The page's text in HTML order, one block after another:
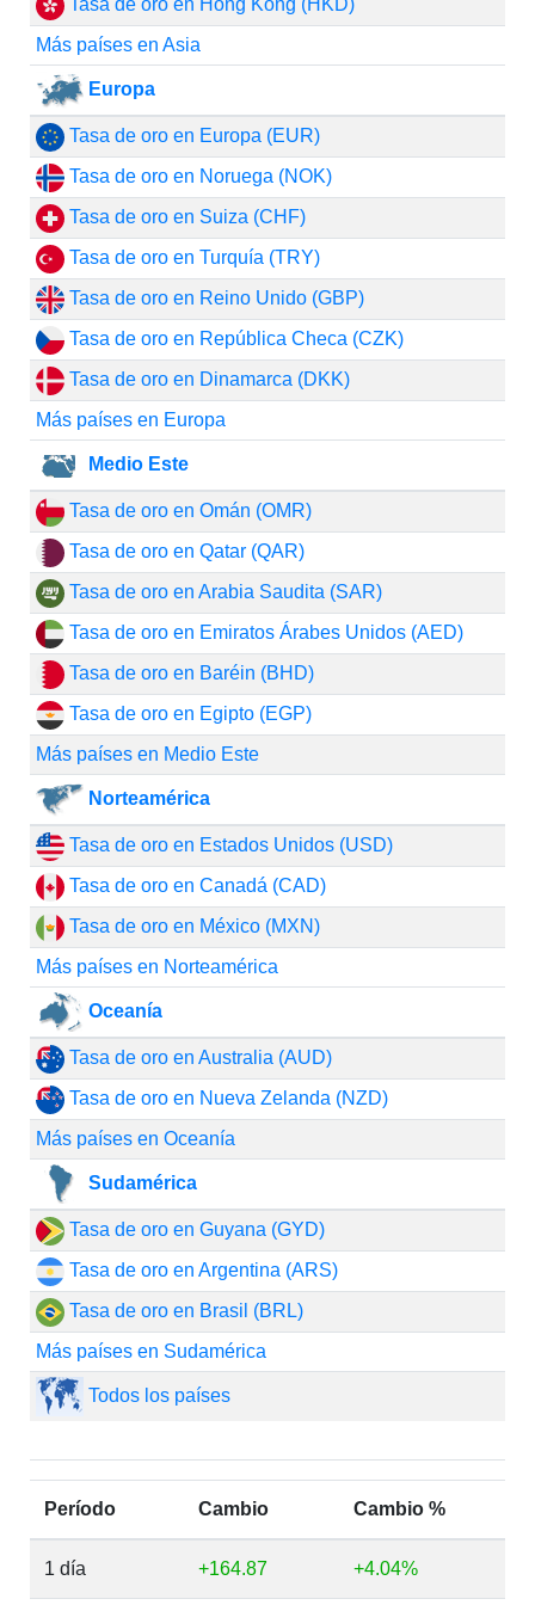
Tasa de oro en Hong Kong (HKD)
Más países en Asia
Europa
Tasa de oro en Europa (EUR)
Tasa de oro en Noruega (NOK)
Tasa de oro en Suiza (CHF)
Tasa de oro en Turquía (TRY)
Tasa de oro en Reino Unido (GBP)
Tasa de oro en República Checa (CZK)
Tasa de oro en Dinamarca (DKK)
Más países en Europa
Medio Este
Tasa de oro en Omán (OMR)
Tasa de oro en Qatar (QAR)
Tasa de oro en Arabia Saudita (SAR)
Tasa de oro en Emiratos Árabes Unidos (AED)
Tasa de oro en Baréin (BHD)
Tasa de oro en Egipto (EGP)
Más países en Medio Este
Norteamérica
Tasa de oro en Estados Unidos (USD)
Tasa de oro en Canadá (CAD)
Tasa de oro en México (MXN)
Más países en Norteamérica
Oceanía
Tasa de oro en Australia (AUD)
Tasa de oro en Nueva Zelanda (NZD)
Más países en Oceanía
Sudamérica
Tasa de oro en Guyana (GYD)
Tasa de oro en Argentina (ARS)
Tasa de oro en Brasil (BRL)
Más países en Sudamérica
Todos los países
Período Cambio Cambio %
1 día +164.87 +4.04%